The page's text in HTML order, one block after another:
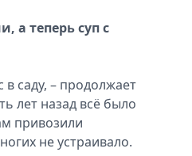
а теперь суп с
в саду, – продолжает
лет назад всё было
привозили
не устраивало.